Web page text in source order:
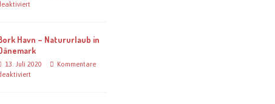
Havn – Natururlaub in
13. Juli 2020
Kommentare